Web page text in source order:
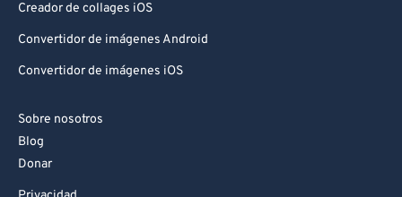
Creador de collages iOS
Convertidor de imágenes Android
Convertidor de imágenes iOS
Sobre nosotros
Blog
Donar